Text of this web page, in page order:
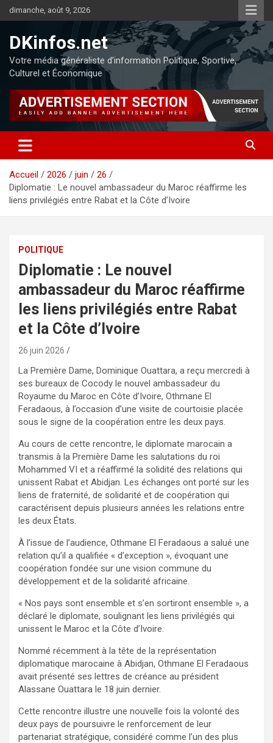
dimanche, août 9, 2026
DKinfos.net
Votre média généraliste d’information Politique, Sportive,
Culturel et Économique
Accueil 2026 juin
26
Diplomatie : Le nouvel ambassadeur du Maroc réaffirme les
liens privilégiés entre Rabat et la Côte d’Ivoire
POLITIQUE
Diplomatie : Le nouvel
ambassadeur du Maroc réaffirme
les liens privilégiés entre Rabat
et la Côte d’Ivoire
26 juin 2026
La Première Dame, Dominique Ouattara, a reçu mercredi à
ses bureaux de Cocody le nouvel ambassadeur du
Royaume du Maroc en Côte d’Ivoire, Othmane El
Feradaous, à l’occasion d’une visite de courtoisie placée
sous le signe de la coopération entre les deux pays.
Au cours de cette rencontre, le diplomate marocain a
transmis à la Première Dame les salutations du roi
Mohammed VI et a réaffirmé la solidité des relations qui
unissent Rabat et Abidjan. Les échanges ont porté sur les
liens de fraternité, de solidarité et de coopération qui
caractérisent depuis plusieurs années les relations entre
les deux États.
À l’issue de l’audience, Othmane El Feradaous a salué une
relation qu’il a qualifiée « d’exception », évoquant une
coopération fondée sur une vision commune du
développement et de la solidarité africaine.
« Nos pays sont ensemble et s’en sortiront ensemble », a
déclaré le diplomate, soulignant les liens privilégiés qui
unissent le Maroc et la Côte d’Ivoire.
Nommé récemment à la tête de la représentation
diplomatique marocaine à Abidjan, Othmane El Feradaous
avait présenté ses lettres de créance au président
Alassane Ouattara le 18 juin dernier.
Cette rencontre illustre une nouvelle fois la volonté des
deux pays de poursuivre le renforcement de leur
partenariat stratégique, considéré comme l’un des plus